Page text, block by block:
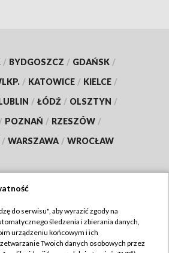
/ BYDGOSZCZ / GDAŃSK /
/ KATOWICE / KIELCE /
/ ŁÓDŹ / OLSZTYN /
/ POZNAŃ / RZESZÓW /
/ WARSZAWA / WROCŁAW
TVP
Regulamin TVP
do serwisu", aby wyrazić zgody na
śledzenia i zbierania danych,
urządzeniu końcowym i ich
Twoich danych osobowych przez